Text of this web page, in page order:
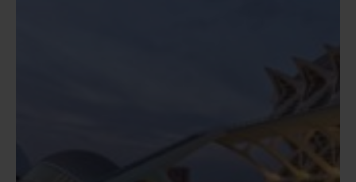
Madrid: